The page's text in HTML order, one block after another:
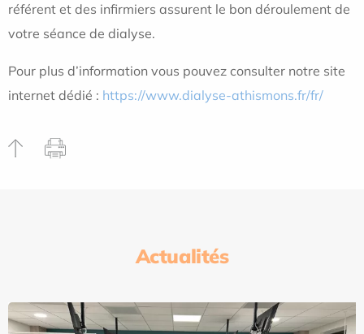
référent et des infirmiers assurent le bon déroulement de
votre séance de dialyse.
Pour plus d’information vous pouvez consulter notre site
internet dédié : https://www.dialyse-athismons.fr/fr/
Actualités